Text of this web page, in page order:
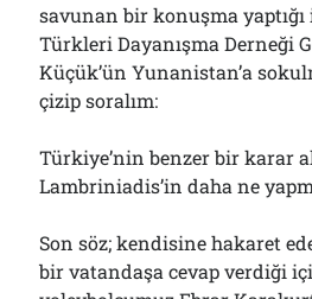
savunan bir konuşma yaptığı
Türkleri Dayanışma Derneği
Küçük’ün Yunanistan’a
çizip soralım:
Türkiye’nin benzer bir karar
Lambriniadis’in daha ne
Son söz; kendisine hakaret
bir vatandaşa cevap verdiği